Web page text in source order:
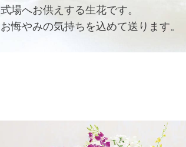
式場へお供えする生花です。
お悔やみの気持ちを込めて送ります。